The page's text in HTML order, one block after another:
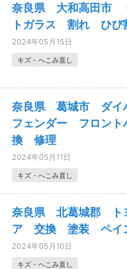
奈良県 大和高田市
トガラス 割れ ひ
2024年05月15日
キズ・へこみ直し
奈良県 葛城市 ダイ
フェンダー フロン
換 修理
2024年05月11日
キズ・へこみ直し
奈良県 北葛城郡 ト
ア 交換 塗装 ペイ
2024年05月10日
キズ・へこみ直し